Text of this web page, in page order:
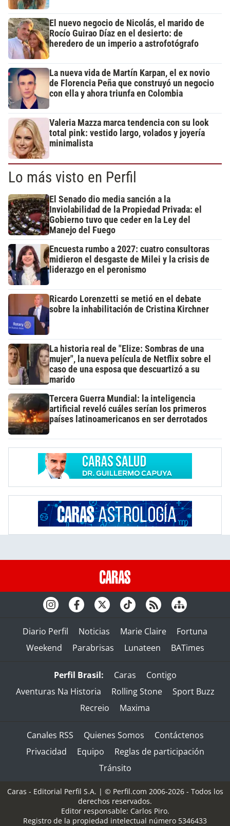
El nuevo negocio de Nicolás, el marido de
Rocío Guirao Díaz en el desierto: de
heredero de un imperio a astrofotógrafo
La nueva vida de Martín Karpan, el ex novio
de Florencia Peña que construyó un negocio
con ella y ahora triunfa en Colombia
Valeria Mazza marca tendencia con su look
total pink: vestido largo, volados y joyería
minimalista
Lo más visto en Perfil
El Senado dio media sanción a la
Inviolabilidad de la Propiedad Privada: el
Gobierno tuvo que ceder en la Ley del
Manejo del Fuego
Encuesta rumbo a 2027: cuatro consultoras
midieron el desgaste de Milei y la crisis de
liderazgo en el peronismo
Ricardo Lorenzetti se metió en el debate
sobre la inhabilitación de Cristina Kirchner
La historia real de "Elize: Sombras de una
mujer", la nueva película de Netflix sobre el
caso de una esposa que descuartizó a su
marido
Tercera Guerra Mundial: la inteligencia
artificial reveló cuáles serían los primeros
países latinoamericanos en ser derrotados
Diario Perfil Noticias Marie Claire
Fortuna
Weekend
Parabrisas Lunateen BATimes
Perfil Brasil: Caras
Contigo
Aventuras Na Historia
Rolling Stone
Sport Buzz
Recreio
Maxima
Canales RSS Quienes Somos
Contáctenos
Privacidad
Equipo
Reglas de participación
Tránsito
Caras - Editorial Perfil S.A. | © Perfil.com 2006-2026 - Todos los
derechos reservados.
Editor responsable: Carlos Piro.
Registro de la propiedad intelectual número 5346433